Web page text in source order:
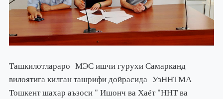
Ташкилотлараро МЭС ишчи гурухи Самарканд
вилоятига килган ташрифи дойрасида УзННТМА
Тошкент шахар аъзоси " Ишонч ва Хаёт "ННТ ва